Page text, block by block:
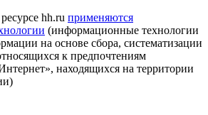
hh.ru применяются
(информационные технологии
на основе сбора, систематизации
к предпочтениям
находящихся на территории